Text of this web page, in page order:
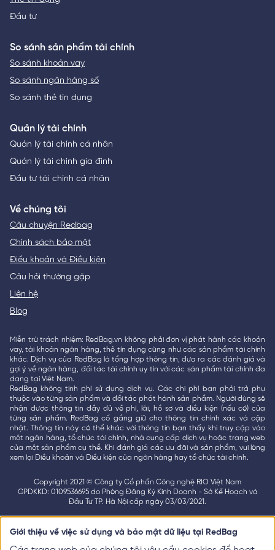
Đầu tư
So sánh sản phẩm tài chính
So sánh khoản vay
So sánh ngân hàng số
So sánh thẻ tín dụng
Quản lý tài chính
Quản lý tài chính cá nhân
Quản lý tài chính gia đình
Đầu tư tài chính cá nhân
Về chúng tôi
Câu chuyện Redbag
Chính sách bảo mật
Điều khoản và Điều kiện
Câu hỏi thường gặp
Liên hệ
Blog
Miễn trừ trách nhiệm: RedBag.vn không phải đơn vị phát hành các khoản
vay, tài khoản ngân hàng, thẻ tín dụng cũng như các sản phẩm tài chính
khác. Dịch vụ của RedBag là tổng hợp thông tin, đưa ra các đánh giá và
gợi ý về ngân hàng, đối tác tài chính uy tín với các sản phẩm tài chính đa
dạng tại Việt Nam.
RedBag không tính phí sử dụng dịch vụ. Các chi phí bạn phải trả phụ
thuộc vào từng sản phẩm và đối tác phát hành sản phẩm. Người dùng sẽ
nhận được thông tin đầy đủ về phí, lãi, hồ sơ và điều kiện (nếu có) của
từng sản phẩm. RedBag cố gắng giữ cho thông tin chính xác và cập
nhật. Thông tin này có thể khác với thông tin bạn thấy khi truy cập vào
một ngân hàng, tổ chức tài chính, nhà cung cấp dịch vụ hoặc trang web
của một sản phẩm cụ thể. Khi đánh giá các ưu đãi và sản phẩm, vui lòng
xem lại Điều khoản và Điều kiện của ngân hàng hay tổ chức tài chính.
Copyright 2021 © Công ty Cổ phần Công nghệ RIO Việt Nam
GPDKKD: 0109536695 do Phòng Đăng Ký Kinh Doanh - Sở Kế Hoạch và
Đầu Tư TP. Hà Nội cấp ngày 03/03/2021.
Giới thiệu về việc sử dụng và bảo mật dữ liệu tại RedBag